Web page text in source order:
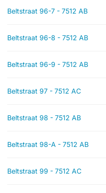
Beltstraat 96-7 - 7512 AB
Beltstraat 96-8 - 7512 AB
Beltstraat 96-9 - 7512 AB
Beltstraat 97 - 7512 AC
Beltstraat 98 - 7512 AB
Beltstraat 98-A - 7512 AB
Beltstraat 99 - 7512 AC